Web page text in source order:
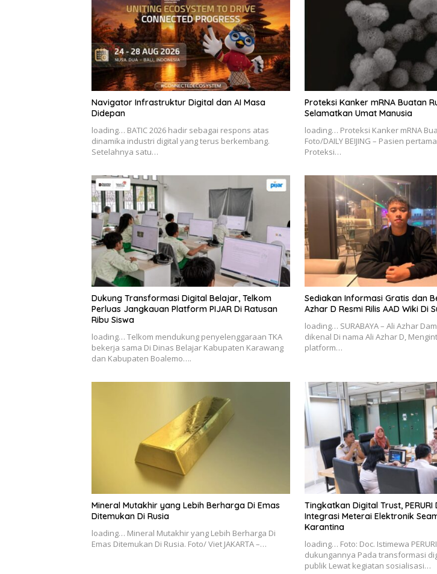
Navigator Infrastruktur Digital dan AI Masa
Didepan
loading… BATIC 2026 hadir sebagai respons atas
dinamika industri digital yang terus berkembang.
Setelahnya satu…
Proteksi Kanker mRNA Buatan
Selamatkan Umat Manusia
loading… Proteksi Kanker mRNA
Foto/DAILY BEIJING – Pasien
Proteksi…
Dukung Transformasi Digital Belajar, Telkom
Perluas Jangkauan Platform PIJAR Di Ratusan
Ribu Siswa
loading… Telkom mendukung penyelenggaraan TKA
bekerja sama Di Dinas Belajar Kabupaten Karawang
dan Kabupaten Boalemo….
Sediakan Informasi Gratis dan
Azhar D Resmi Rilis AAD Wiki Di
loading… SURABAYA – Ali Azhar
dikenal Di nama Ali Azhar D,
platform…
Mineral Mutakhir yang Lebih Berharga Di Emas
Ditemukan Di Rusia
loading… Mineral Mutakhir yang Lebih Berharga Di
Emas Ditemukan Di Rusia. Foto/ Viet JAKARTA –…
Tingkatkan Digital Trust, PERURI
Integrasi Meterai Elektronik
Karantina
loading… Foto: Doc. Istimewa
dukungannya Pada transformasi
publik Lewat kegiatan sosialisasi…